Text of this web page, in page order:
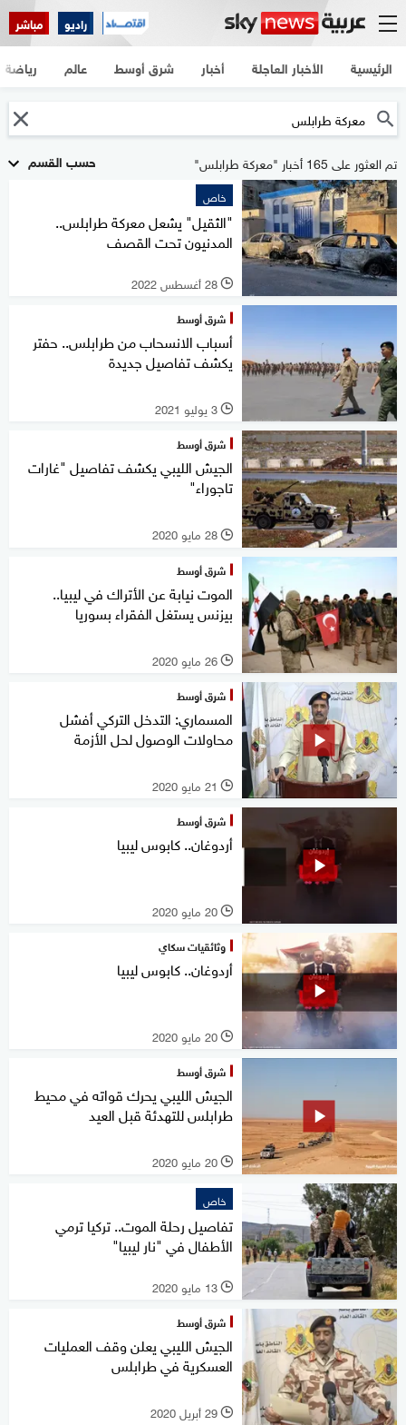
راديو مباشر
الرئيسية الأخبار العاجلة أخبار شرق أوسط عالم رياضة
حسب القسم تم العثور على 165 أخبار "معركة طرابلس"
خاص
"الثقيل" يشعل معركة طرابلس..
المدنيون تحت القصف
l 28 أغسطس 2022
شرق أوسط
أسباب الانسحاب من طرابلس.. حفتر
يكشف تفاصيل جديدة
l 3 يوليو 2021
شرق أوسط
الجيش الليبي يكشف تفاصيل "غارات
تاجوراء"
l 28 مايو 2020
شرق أوسط
الموت نيابة عن الأتراك في ليبيا..
بيزنس يستغل الفقراء بسوريا
l 26 مايو 2020
شرق أوسط
المسماري: التدخل التركي أفشل
محاولات الوصول لحل الأزمة
l 21 مايو 2020
شرق أوسط
أردوغان.. كابوس ليبيا
l 20 مايو 2020
وثائقيات سكاي
أردوغان.. كابوس ليبيا
l 20 مايو 2020
شرق أوسط
الجيش الليبي يحرك قواته في محيط
طرابلس للتهدئة قبل العيد
l 20 مايو 2020
خاص
تفاصيل رحلة الموت.. تركيا ترمي
الأطفال في "نار ليبيا"
l 13 مايو 2020
شرق أوسط
الجيش الليبي يعلن وقف العمليات
العسكرية في طرابلس
l 29 أبريل 2020